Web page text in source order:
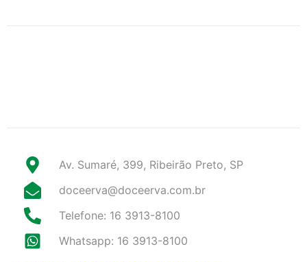
Av. Sumaré, 399, Ribeirão Preto, SP
doceerva@doceerva.com.br
Telefone: 16 3913-8100
Whatsapp: 16 3913-8100